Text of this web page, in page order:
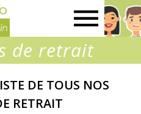
Pays
fait
de retrait
DE TOUS NOS
RETRAIT